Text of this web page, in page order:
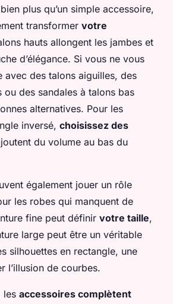
bien plus qu’un simple accessoire,
transformer votre
hauts allongent les jambes et
d’élégance. Si vous ne vous
avec des talons aiguilles, des
ou des sandales à talons bas
alternatives. Pour les
inversé, choisissez des
du volume au bas du
également jouer un rôle
les robes qui manquent de
fine peut définir votre taille,
large peut être un véritable
silhouettes en rectangle, une
l’illusion de courbes.
les accessoires complètent